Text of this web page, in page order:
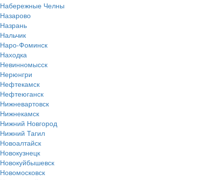
Набережные Челны
Назарово
Назрань
Нальчик
Наро-Фоминск
Находка
Невинномысск
Нерюнгри
Нефтекамск
Нефтеюганск
Нижневартовск
Нижнекамск
Нижний Новгород
Нижний Тагил
Новоалтайск
Новокузнецк
Новокуйбышевск
Новомосковск